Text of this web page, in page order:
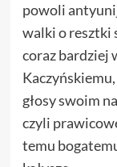
powoli
walki o resztki
coraz bardziej
głosy swoim
czyli
temu